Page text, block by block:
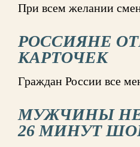
При всем желании
РОССИЯНЕ
КАРТОЧЕК
Граждан России все
МУЖЧИНЫ НЕ
26 МИНУТ